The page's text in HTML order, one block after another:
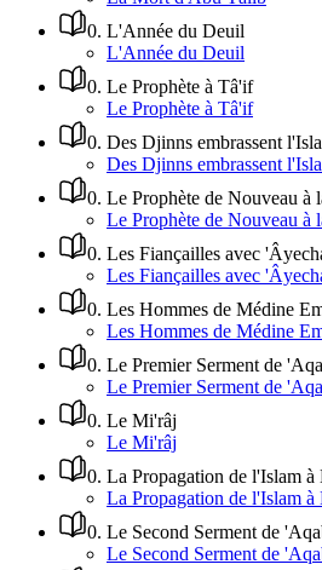
0. L'Année du Deuil
L'Année du Deuil
0. Le Prophète à Tâ'if
Le Prophète à Tâ'if
0. Des Djinns embrassent
Des Djinns embrassent
0. Le Prophète de Nouveau à
Le Prophète de Nouveau à
0. Les Fiançailles avec
Les Fiançailles avec
0. Les Hommes de Médine
Les Hommes de Médine
0. Le Premier Serment de
Le Premier Serment de
0. Le Mi'râj
Le Mi'râj
0. La Propagation de l'Islam à
La Propagation de l'Islam à
0. Le Second Serment de
Le Second Serment de